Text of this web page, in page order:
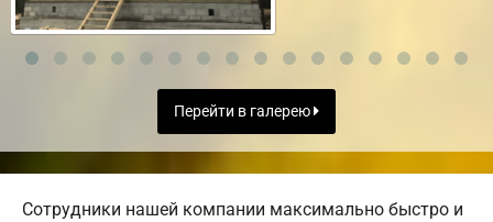
Перейти в галерею
Сотрудники нашей компании максимально быстро и